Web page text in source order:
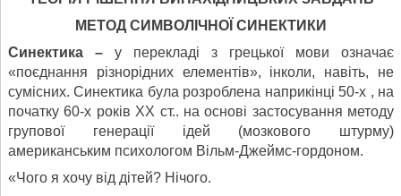
МЕТОД СИМВОЛІЧНОЇ СИНЕКТИКИ
Синектика – у перекладі з грецької мови означає
«поєднання різнорідних елементів», інколи, навіть, не
сумісних. Синектика була розроблена наприкінці 50-х , на
початку 60-х років ХХ ст.. на основі застосування методу
групової генерації ідей (мозкового штурму)
американським психологом Вільм-Джеймс-гордоном.
«Чого я хочу від дітей? Нічого.